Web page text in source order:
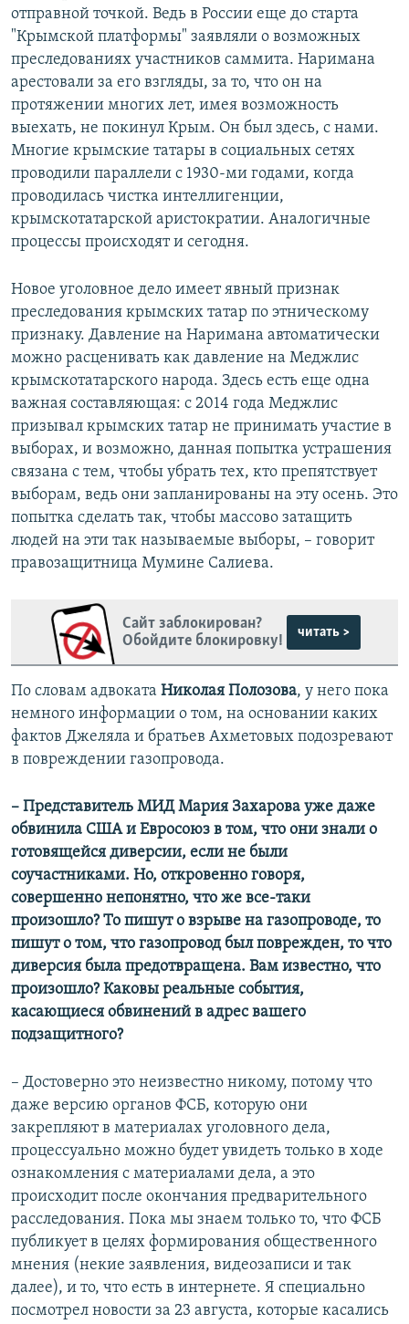
отправной точкой. Ведь в России еще до старта
"Крымской платформы" заявляли о возможных
преследованиях участников саммита. Наримана
арестовали за его взгляды, за то, что он на
протяжении многих лет, имея возможность
выехать, не покинул Крым. Он был здесь, с нами.
Многие крымские татары в социальных сетях
проводили параллели с 1930-ми годами, когда
проводилась чистка интеллигенции,
крымскотатарской аристократии. Аналогичные
процессы происходят и сегодня.
Новое уголовное дело имеет явный признак
преследования крымских татар по этническому
признаку. Давление на Наримана автоматически
можно расценивать как давление на Меджлис
крымскотатарского народа. Здесь есть еще одна
важная составляющая: с 2014 года Меджлис
призывал крымских татар не принимать участие в
выборах, и возможно, данная попытка устрашения
связана с тем, чтобы убрать тех, кто препятствует
выборам, ведь они запланированы на эту осень. Это
попытка сделать так, чтобы массово затащить
людей на эти так называемые выборы, – говорит
правозащитница Мумине Салиева.
Сайт заблокирован?
Обойдите блокировку!
читать >
По словам адвоката Николая Полозова, у него пока
немного информации о том, на основании каких
фактов Джеляла и братьев Ахметовых подозревают
в повреждении газопровода.
– Представитель МИД Мария Захарова уже даже
обвинила США и Евросоюз в том, что они знали о
готовящейся диверсии, если не были
соучастниками. Но, откровенно говоря,
совершенно непонятно, что же все-таки
произошло? То пишут о взрыве на газопроводе, то
пишут о том, что газопровод был поврежден, то что
диверсия была предотвращена. Вам известно, что
произошло? Каковы реальные события,
касающиеся обвинений в адрес вашего
подзащитного?
– Достоверно это неизвестно никому, потому что
даже версию органов ФСБ, которую они
закрепляют в материалах уголовного дела,
процессуально можно будет увидеть только в ходе
ознакомления с материалами дела, а это
происходит после окончания предварительного
расследования. Пока мы знаем только то, что ФСБ
публикует в целях формирования общественного
мнения (некие заявления, видеозаписи и так
далее), и то, что есть в интернете. Я специально
посмотрел новости за 23 августа, которые касались